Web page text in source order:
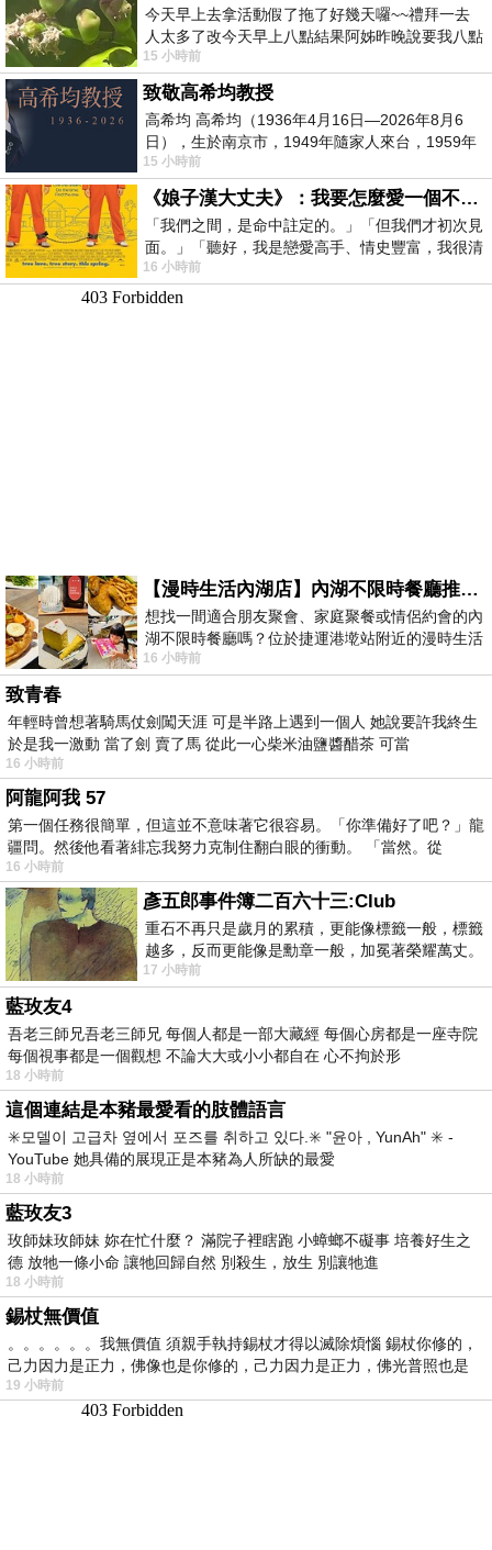
今天早上去拿活動假了拖了好幾天囉~~禮拜一去
人太多了改今天早上八點結果阿姊昨晚說要我八點
去西螺農會~回到莿桐都8點半多了
15 小時前
致敬高希均教授
高希均 高希均（1936年4月16日—2026年8月6
日），生於南京市，1949年隨家人來台，1959年
赴美深造並取得經濟發展博士學位。曾任
15 小時前
《娘子漢大丈夫》：我要怎麼愛一個不存在的人？
「我們之間，是命中註定的。」「但我們才初次見
面。」「聽好，我是戀愛高手、情史豐富，我很清
楚這種感覺，你我之間的那種感覺，現
16 小時前
【漫時生活內湖店】內湖不限時餐廳推薦｜捷運港墘站美食，聚餐、約會、家庭聚會首選，正餐甜點一次滿足
想找一間適合朋友聚會、家庭聚餐或情侶約會的內
湖不限時餐廳嗎？位於捷運港墘站附近的漫時生活
內湖店，從捷運站步行約4分鐘即可抵
16 小時前
致青春
年輕時曾想著騎馬仗劍闖天涯 可是半路上遇到一個人 她說要許我終生
於是我一激動 當了劍 賣了馬 從此一心柴米油鹽醬醋茶 可當
16 小時前
阿龍阿我 57
第一個任務很簡單，但這並不意味著它很容易。「你準備好了吧？」龍
疆問。然後他看著緋忘我努力克制住翻白眼的衝動。 「當然。從
16 小時前
彥五郎事件簿二百六十三:Club
重石不再只是歲月的累積，更能像標籤一般，標籤
越多，反而更能像是勳章一般，加冕著榮耀萬丈。
習慣一如縱容，成了再難輕輕放下的罪證
17 小時前
藍玫友4
吾老三師兄吾老三師兄 每個人都是一部大藏經 每個心房都是一座寺院
每個視事都是一個觀想 不論大大或小小都自在 心不拘於形
18 小時前
這個連結是本豬最愛看的肢體語言
✳️모델이 고급차 옆에서 포즈를 취하고 있다.✳️ "윤아 , YunAh" ✳️ -
YouTube 她具備的展現正是本豬為人所缺的最愛
18 小時前
藍玫友3
玫師妹玫師妹 妳在忙什麼？ 滿院子裡瞎跑 小蟑螂不礙事 培養好生之
德 放牠一條小命 讓牠回歸自然 別殺生，放生 別讓牠進
18 小時前
錫杖無價值
。。。。。。我無價值 須親手執持錫杖才得以滅除煩惱 錫杖你修的，
己力因力是正力，佛像也是你修的，己力因力是正力，佛光普照也是
19 小時前